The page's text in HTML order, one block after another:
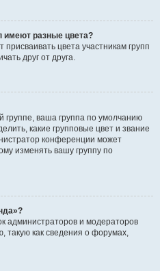
имеют разные цвета?
цвета участникам групп
друг от друга.
группе, ваша группа по умолчанию
какие групповые цвет и звание
конференции может
изменять вашу группу по
администраторов и модераторов
как сведения о форумах,